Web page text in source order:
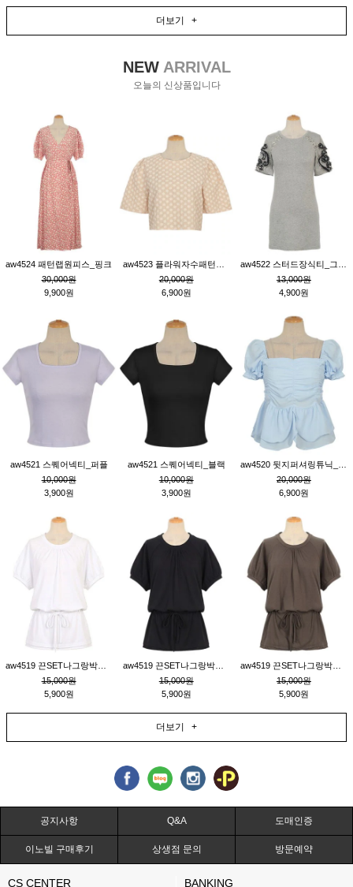
더보기 +
NEWARRIVAL
오늘의 신상품입니다
aw4524 패턴랩원피스_핑크
30,000원
9,900원
20,000원
6,900원
13,000원
4,900원
aw4521 스퀘어넥티_퍼플
10,000원
3,900원
aw4521 스퀘어넥티_블랙
10,000원
3,900원
20,000원
6,900원
15,000원
5,900원
15,000원
5,900원
15,000원
5,900원
더보기 +
공지사항 Q&A 도매인증
이노빌 구매후기 상생점 문의 방문예약
CS CENTER BANKING